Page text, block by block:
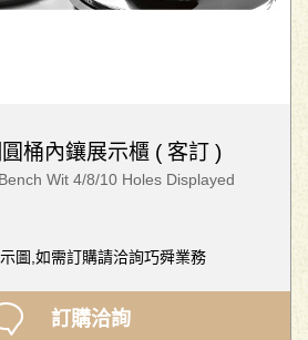
桶內鑲展示櫃 ( 客訂 )
Wit 4/8/10 Holes Displayed
圖,如需訂購請洽詢巧舜業務
訂購洽詢